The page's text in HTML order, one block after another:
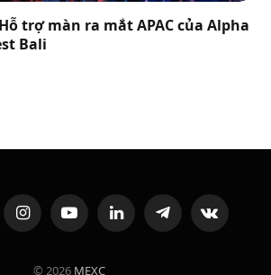
trợ màn ra mắt APAC của Alpha
Bali
InstagramYouTubeLinkedInTelegramVKontakte
© 2026 MEXC